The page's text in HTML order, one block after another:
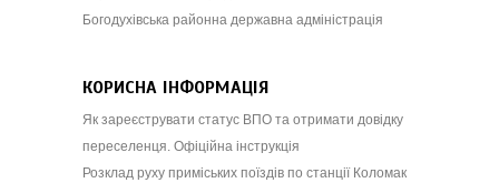
Богодухівська районна державна адміністрація
КОРИСНА ІНФОРМАЦІЯ
Як зареєструвати статус ВПО та отримати довідку
переселенця. Офіційна інструкція
Розклад руху приміських поїздів по станції Коломак